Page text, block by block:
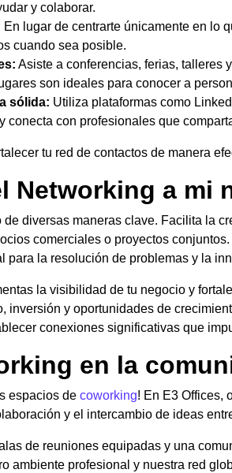
y colaborar.
En lugar de centrarte únicamente en lo
cuando sea posible.
Asiste a conferencias, ferias, talleres
son ideales para conocer a
sólida: Utiliza plataformas como
conecta con profesionales que
tu red de contactos de manera
Networking a mi
diversas maneras clave. Facilita la
comerciales o proyectos
para la resolución de problemas y la
la visibilidad de tu negocio y
inversión y oportunidades de
conexiones significativas que
en la
espacios de coworking! En E3 Offices,
y el intercambio de ideas
de reuniones equipadas y una
ambiente profesional y nuestra red